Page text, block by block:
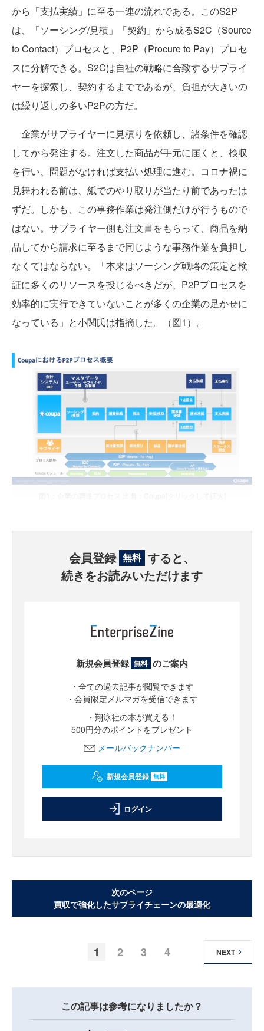
から「支払実績」に至る一連の流れである。このS2P
は、「ソーシング/見積」「契約」から成るS2C（Source
to Contact）プロセスと、P2P（Procure to Pay）プロセ
スに分解できる。S2Cは自社の戦略に合致するサプライ
ヤーを探索し、契約するまでであるが、負担が大きいの
は繰り返しの多いP2Pの方だ。
企業がサプライヤーに見積りを依頼し、諸条件を確認
してから発注する。注文した商品が手元に届くと、検収
を行い、問題がなければ支払い処理に進む。コロナ禍に
見舞われる前は、紙でのやり取りが当たり前であったは
ずだ。しかも、この事務作業は発注側だけが行うもので
はない。サプライヤー側も注文書をもらって、商品を納
品してから請求に至るまで同じような事務作業を負担し
なくてはならない。「本来はソーシング戦略の策定と検
証に多くのリソースを投じるべきだが、P2Pプロセスを
効率的に実行できていないことが多くの企業の足かせに
なっている」と小関氏は指摘した。（図1）。
会員登録 無料 すると、
続きをお読みいただけます
新規会員登録 無料 のご案内
・全ての過去記事が閲覧できます
・会員限定メルマガを受信できます
・翔泳社の本が買える！
500円分のポイントをプレゼント
メールバックナンバー
新規会員登録 無料
ログイン
次のページ
買収で強化したサプライチェーンの最適化
1 2 3 4 NEXT
この記事は参考になりましたか？